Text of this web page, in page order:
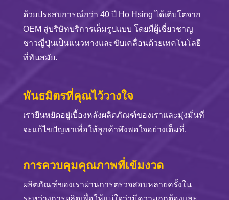
ด้วยประสบการณ์กว่า 40 ปี Ho Hsing ได้เติบโตจาก
OEM สู่บริษัทบริการเต็มรูปแบบ โดยมีผู้เชี่ยวชาญ
ชาวญี่ปุ่นเป็นแนวทางและขับเคลื่อนด้วยเทคโนโลยี
ที่ทันสมัย.
พันธมิตรที่คุณไว้วางใจ
เรายืนหยัดอยู่เบื้องหลังผลิตภัณฑ์ของเราและมุ่งมั่นที่
จะแก้ไขปัญหาเพื่อให้ลูกค้าพึงพอใจอย่างเต็มที่.
การควบคุมคุณภาพที่เข้มงวด
ผลิตภัณฑ์ของเราผ่านการตรวจสอบหลายครั้งใน